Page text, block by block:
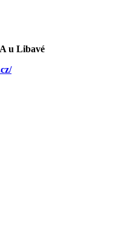
u Libavé